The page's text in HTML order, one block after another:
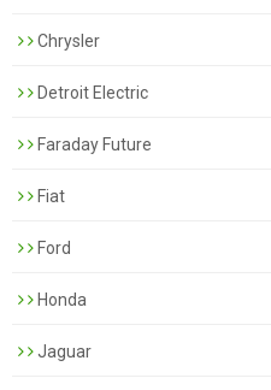
Chrysler
Detroit Electric
Faraday Future
Fiat
Ford
Honda
Jaguar